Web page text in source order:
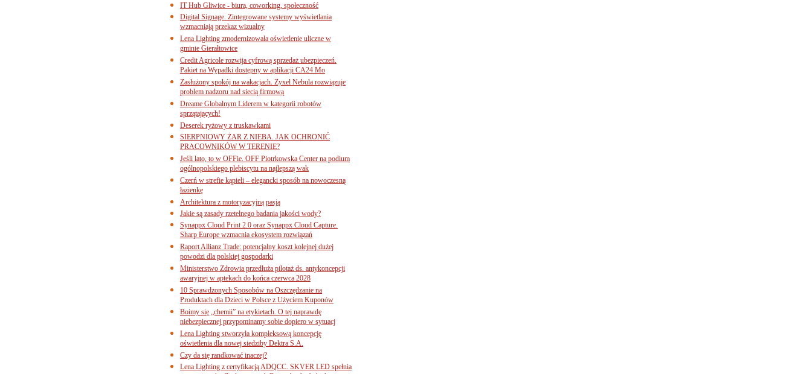
IT Hub Gliwice - biura, coworking, społeczność
Digital Signage. Zintegrowane systemy wyświetlania
wzmacniają przekaz wizualny
Lena Lighting zmodernizowała oświetlenie uliczne w
gminie Gierałtowice
Credit Agricole rozwija cyfrową sprzedaż ubezpieczeń.
Pakiet na Wypadki dostępny w aplikacji CA24 Mo
Zasłużony spokój na wakacjach. Zyxel Nebula rozwiązuje
problem nadzoru nad siecią firmową
Dreame Globalnym Liderem w kategorii robotów
sprzątających!
Deserek ryżowy z truskawkami
SIERPNIOWY ŻAR Z NIEBA. JAK OCHRONIĆ
PRACOWNIKÓW W TERENIE?
Jeśli lato, to w OFFie. OFF Piotrkowska Center na podium
ogólnopolskiego plebiscytu na najlepszą wak
Czerń w strefie kąpieli – elegancki sposób na nowoczesną
łazienkę
Architektura z motoryzacyjną pasją
Jakie są zasady rzetelnego badania jakości wody?
Synappx Cloud Print 2.0 oraz Synappx Cloud Capture.
Sharp Europe wzmacnia ekosystem rozwiązań
Raport Allianz Trade: potencjalny koszt kolejnej dużej
powodzi dla polskiej gospodarki
Ministerstwo Zdrowia przedłuża pilotaż ds. antykoncepcji
awaryjnej w aptekach do końca czerwca 2028
10 Sprawdzonych Sposobów na Oszczędzanie na
Produktach dla Dzieci w Polsce z Użyciem Kuponów
Boimy się „chemii” na etykietach. O tej naprawdę
niebezpiecznej przypominamy sobie dopiero w sytuacj
Lena Lighting stworzyła kompleksową koncepcję
oświetlenia dla nowej siedziby Dektra S.A.
Czy da się randkować inaczej?
Lena Lighting z certyfikacją ADQCC. SKVER LED spełnia